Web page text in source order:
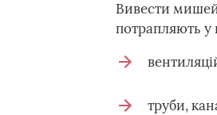
Вивести мишей
потрапляють
труби,